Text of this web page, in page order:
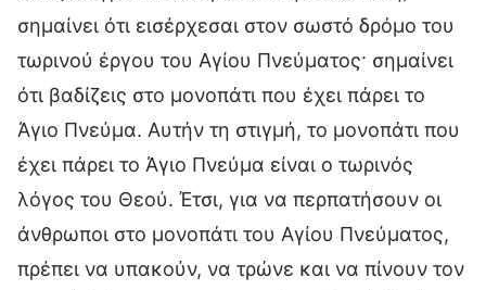
σημαίνει ότι εισέρχεσαι στον σωστό δρόμο του
τωρινού έργου του Αγίου Πνεύματος· σημαίνει
ότι βαδίζεις στο μονοπάτι που έχει πάρει το
Άγιο Πνεύμα. Αυτήν τη στιγμή, το μονοπάτι που
έχει πάρει το Άγιο Πνεύμα είναι ο τωρινός
λόγος του Θεού. Έτσι, για να περπατήσουν οι
άνθρωποι στο μονοπάτι του Αγίου Πνεύματος,
πρέπει να υπακούν, να τρώνε και να πίνουν τον